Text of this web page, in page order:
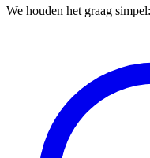
We houden het graag simpel: